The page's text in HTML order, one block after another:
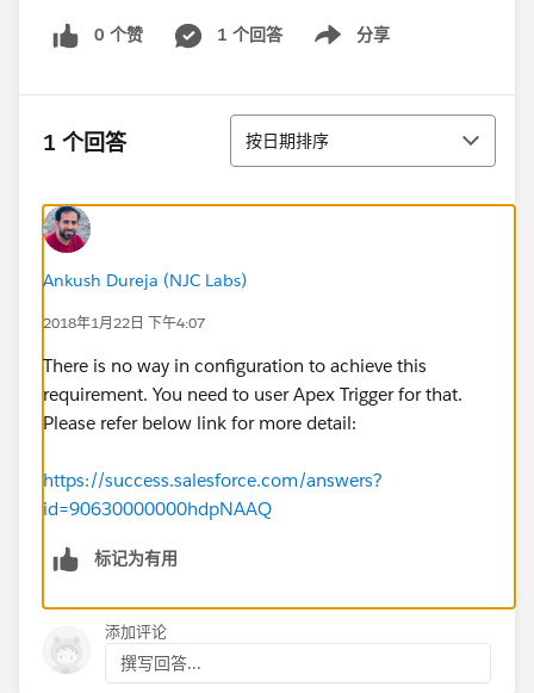
0 个赞 1 个回答 分享
Show menu
1 个回答 排序
按日期排序
Ankush Dureja (NJC Labs)
2018年1月22日 下午4:07
There is no way in configuration to achieve this
requirement. You need to user Apex Trigger for that.
Please refer below link for more detail:
https://success.salesforce.com/answers?
id=90630000000hdpNAAQ
标记为有用
添加评论
撰写回答...